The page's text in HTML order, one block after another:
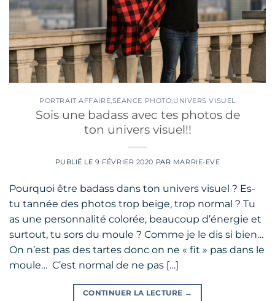
PORTRAIT AFFAIRE SÉANCE PHOTO UNIVERS VISUEL
Sois une badass avec tes photos de
ton univers visuel!!
PUBLIÉ LE9 FÉVRIER 2020 PAR MARRIE-EVE
Pourquoi être badass dans ton univers visuel ? Es-
tu tannée des photos trop beige, trop normal ? Tu
as une personnalité colorée, beaucoup d’énergie et
surtout, tu sors du moule ? Comme je le dis si bien…
On n’est pas des tartes donc on ne « fit » pas dans le
moule… C’est normal de ne pas […]
CONTINUER LA LECTURE →